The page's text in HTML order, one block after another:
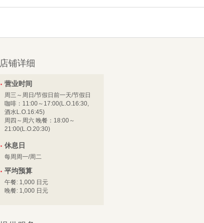
店铺详细
营业时间
周三～周日/节假日前一天/节假日
咖啡：11:00～17:00(L.O.16:30,
酒水L.O.16:45)
周四～周六 晚餐：18:00～
21:00(L.O.20:30)
休息日
每周周一/周二
平均预算
午餐: 1,000 日元
晚餐: 1,000 日元